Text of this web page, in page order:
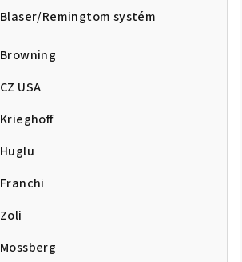
Blaser/Remingtom systém
Browning
CZ USA
Krieghoff
Huglu
Franchi
Zoli
Mossberg